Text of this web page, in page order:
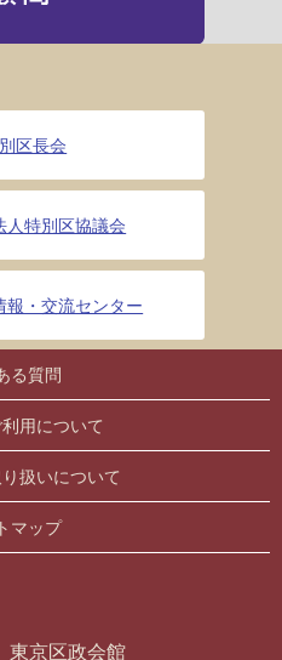
区長会
人特別区協議会
報・交流センター
る質問
用について
扱いについて
マップ
京区政会館